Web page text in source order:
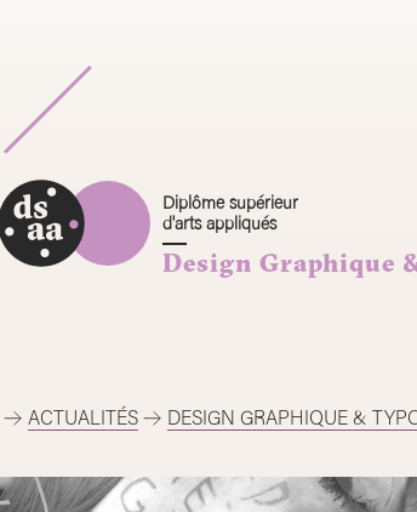
Diplôme supérieur
d'arts appliqués
Design Graphique
ACTUALITÉS DESIGN GRAPHIQUE &